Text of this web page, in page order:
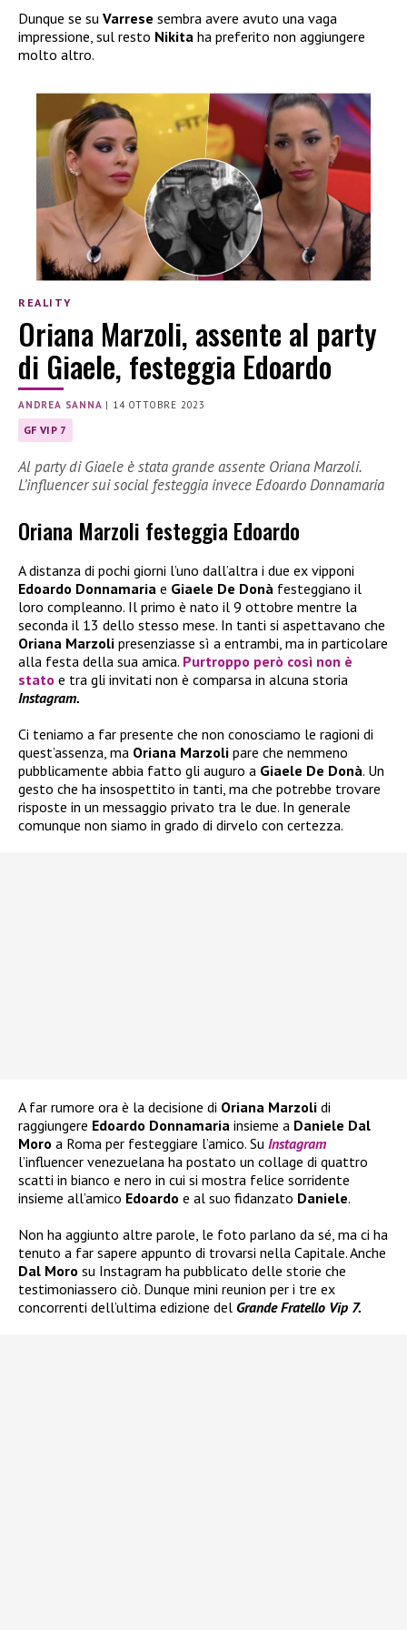
Dunque se su Varrese sembra avere avuto una vaga
impressione, sul resto Nikita ha preferito non aggiungere
molto altro.
REALITY
Oriana Marzoli, assente al party
di Giaele, festeggia Edoardo
ANDREA SANNA | 14 OTTOBRE 2023
GF VIP 7
Al party di Giaele è stata grande assente Oriana Marzoli.
L’influencer sui social festeggia invece Edoardo Donnamaria
Oriana Marzoli festeggia Edoardo
A distanza di pochi giorni l’uno dall’altra i due ex vipponi
Edoardo Donnamaria e Giaele De Donà festeggiano il
loro compleanno. Il primo è nato il 9 ottobre mentre la
seconda il 13 dello stesso mese. In tanti si aspettavano che
Oriana Marzoli presenziasse sì a entrambi, ma in particolare
alla festa della sua amica. Purtroppo però così non è
stato e tra gli invitati non è comparsa in alcuna storia
Instagram.
Ci teniamo a far presente che non conosciamo le ragioni di
quest’assenza, ma Oriana Marzoli pare che nemmeno
pubblicamente abbia fatto gli auguro a Giaele De Donà. Un
gesto che ha insospettito in tanti, ma che potrebbe trovare
risposte in un messaggio privato tra le due. In generale
comunque non siamo in grado di dirvelo con certezza.
A far rumore ora è la decisione di Oriana Marzoli di
raggiungere Edoardo Donnamaria insieme a Daniele Dal
Moro a Roma per festeggiare l’amico. Su Instagram
l’influencer venezuelana ha postato un collage di quattro
scatti in bianco e nero in cui si mostra felice sorridente
insieme all’amico Edoardo e al suo fidanzato Daniele.
Non ha aggiunto altre parole, le foto parlano da sé, ma ci ha
tenuto a far sapere appunto di trovarsi nella Capitale. Anche
Dal Moro su Instagram ha pubblicato delle storie che
testimoniassero ciò. Dunque mini reunion per i tre ex
concorrenti dell’ultima edizione del Grande Fratello Vip 7.